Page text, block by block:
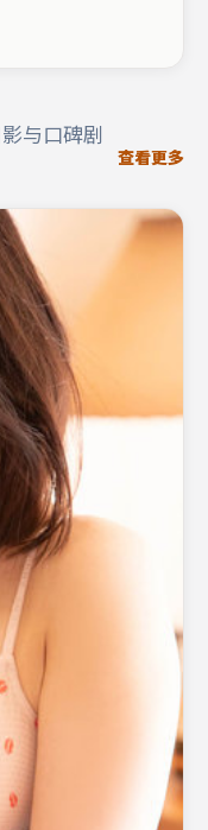
爱强类型与清晰主
与口碑剧
查看更多